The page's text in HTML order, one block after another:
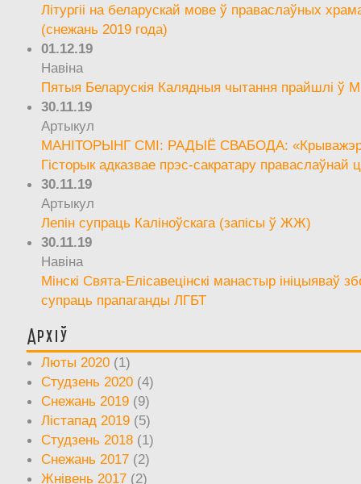
Літургіі на беларускай мове ў праваслаўных
(снежань 2019 года)
01.12.19
Навіна
Пятыя Беларускія Калядныя чытання прайшлі ў
30.11.19
Артыкул
МАНІТОРЫНГ СМІ: РАДЫЁ СВАБОДА:
Гісторык адказвае прэс-сакратару праваслаўнай
30.11.19
Артыкул
Лепін супраць Каліноўскага (запісы ў ЖЖ)
30.11.19
Навіна
Мінскі Свята-Елісавецінскі манастыр ініцыяваў
супраць прапаганды ЛГБТ
Архіў
Люты 2020 (1)
Студзень 2020 (4)
Снежань 2019 (9)
Лістапад 2019 (5)
Студзень 2018 (1)
Снежань 2017 (2)
Жнівень 2017 (2)